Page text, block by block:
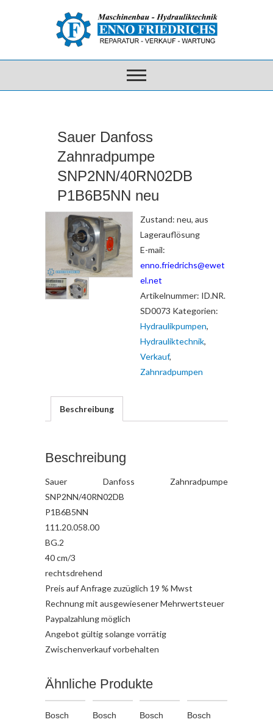
Sauer Danfoss
Zahnradpumpe
SNP2NN/40RN02DB
P1B6B5NN neu
Zustand: neu, aus
Lagerauflösung
E-mail:
enno.friedrichs@ewet
el.net
Artikelnummer: ID.NR.
SD0073 Kategorien:
Hydraulikpumpen,
Hydrauliktechnik,
Verkauf,
Zahnradpumpen
Beschreibung
Beschreibung
Sauer Danfoss Zahnradpumpe
SNP2NN/40RN02DB
P1B6B5NN
111.20.058.00
BG.2
40 cm/3
rechtsdrehend
Preis auf Anfrage zuzüglich 19 % Mwst
Rechnung mit ausgewiesener Mehrwertsteuer
Paypalzahlung möglich
Angebot gültig solange vorrätig
Zwischenverkauf vorbehalten
Ähnliche Produkte
Bosch Bosch Bosch Bosch